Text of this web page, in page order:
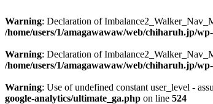
Warning: Declaration of
/home/users/1/amagawawaw/web/chiharuh.jp/
Warning: Declaration of
/home/users/1/amagawawaw/web/chiharuh.jp/
Warning: Use of undefined constant user_level -
google-analytics/ultimate_ga.php on line 524